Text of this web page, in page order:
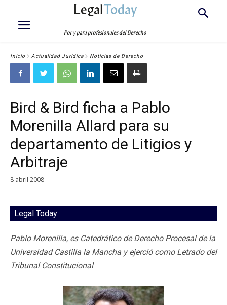
LegalToday
Por y para profesionales del Derecho
Inicio Actualidad Jurídica Noticias de Derecho
Bird & Bird ficha a Pablo
Morenilla Allard para su
departamento de Litigios y
Arbitraje
8 abril 2008
Legal Today
Pablo Morenilla, es Catedrático de Derecho Procesal de la
Universidad Castilla la Mancha y ejerció como Letrado del
Tribunal Constitucional